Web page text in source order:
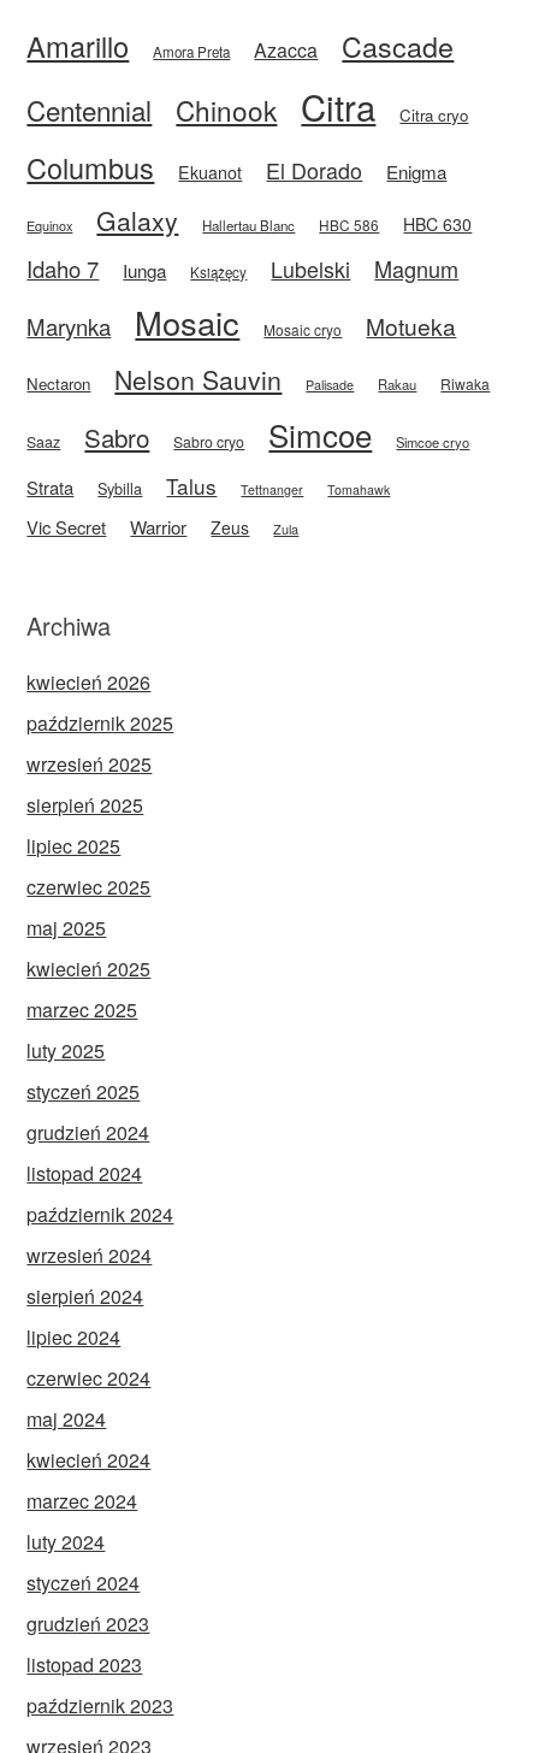
Amarillo Amora Preta Azacca Cascade
Centennial Chinook Citra Citra cryo
Columbus Ekuanot El Dorado Enigma
Equinox Galaxy Hallertau Blanc HBC 586 HBC 630
Idaho 7 Iunga Książęcy Lubelski
Magnum
Marynka
Mosaic Mosaic cryo Motueka
Nectaron Nelson Sauvin Palisade Rakau Riwaka
Saaz Sabro Sabro cryo Simcoe Simcoe cryo
Strata Sybilla Talus Tettnanger Tomahawk
Vic Secret Warrior Zeus Zula
Archiwa
kwiecień 2026
październik 2025
wrzesień 2025
sierpień 2025
lipiec 2025
czerwiec 2025
maj 2025
kwiecień 2025
marzec 2025
luty 2025
styczeń 2025
grudzień 2024
listopad 2024
październik 2024
wrzesień 2024
sierpień 2024
lipiec 2024
czerwiec 2024
maj 2024
kwiecień 2024
marzec 2024
luty 2024
styczeń 2024
grudzień 2023
listopad 2023
październik 2023
wrzesień 2023